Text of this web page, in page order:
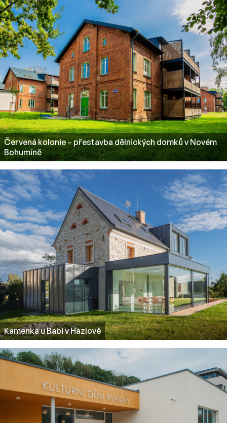
Červená kolonie – přestavba dělnických domků v Novém
Bohumíně
Kamenka u Babi v Hazlově